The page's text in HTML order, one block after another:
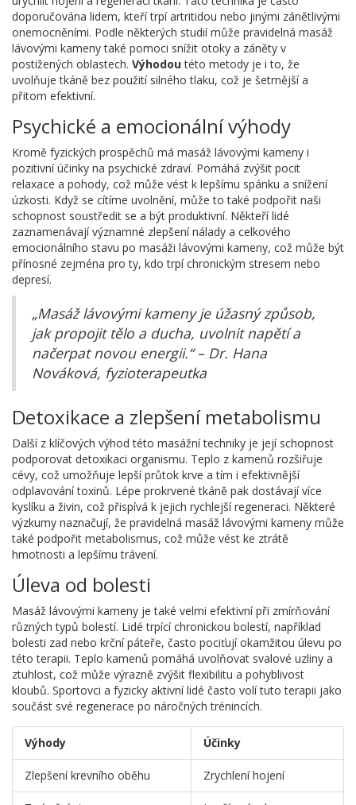
doporučována lidem, kteří trpí artritidou nebo jinými zánětlivými
onemocněními. Podle některých studií může pravidelná masáž
lávovými kameny také pomoci snížit otoky a záněty v
postižených oblastech. Výhodoutéto metody je i to, že
uvolňuje tkáně bez použití silného tlaku, což je šetrnější a
přitom efektivní.
Psychické a emocionální výhody
Kromě fyzických prospěchů má masáž lávovými kameny i
pozitivní účinky na psychické zdraví. Pomáhá zvýšit pocit
relaxace a pohody, což může vést k lepšímu spánku a snížení
úzkosti. Když se cítíme uvolnění, může to také podpořit naši
schopnost soustředit se a být produktivní. Někteří lidé
zaznamenávají významné zlepšení nálady a celkového
emocionálního stavu po masáži lávovými kameny, což může být
přínosné zejména pro ty, kdo trpí chronickým stresem nebo
depresí.
„Masáž lávovými kameny je úžasný způsob,
jak propojit tělo a ducha, uvolnit napětí a
načerpat novou energii.“ – Dr. Hana
Nováková, fyzioterapeutka
Detoxikace a zlepšení metabolismu
Další z klíčových výhod této masážní techniky je její schopnost
podporovat detoxikaci organismu. Teplo z kamenů rozšiřuje
cévy, což umožňuje lepší průtok krve a tím i efektivnější
odplavování toxinů. Lépe prokrvené tkáně pak dostávají více
kyslíku a živin, což přispívá k jejich rychlejší regeneraci. Některé
výzkumy naznačují, že pravidelná masáž lávovými kameny může
také podpořit metabolismus, což může vést ke ztrátě
hmotnosti a lepšímu trávení.
Úleva od bolesti
Masáž lávovými kameny je také velmi efektivní při zmírňování
různých typů bolestí. Lidé trpící chronickou bolestí, například
bolesti zad nebo krční páteře, často pociťují okamžitou úlevu po
této terapii. Teplo kamenů pomáhá uvolňovat svalové uzliny a
ztuhlost, což může výrazně zvýšit flexibilitu a pohyblivost
kloubů. Sportovci a fyzicky aktivní lidé často volí tuto terapii jako
součást své regenerace po náročných trénincích.
Výhody Účinky
Zlepšení krevního oběhu Zrychlení hojení